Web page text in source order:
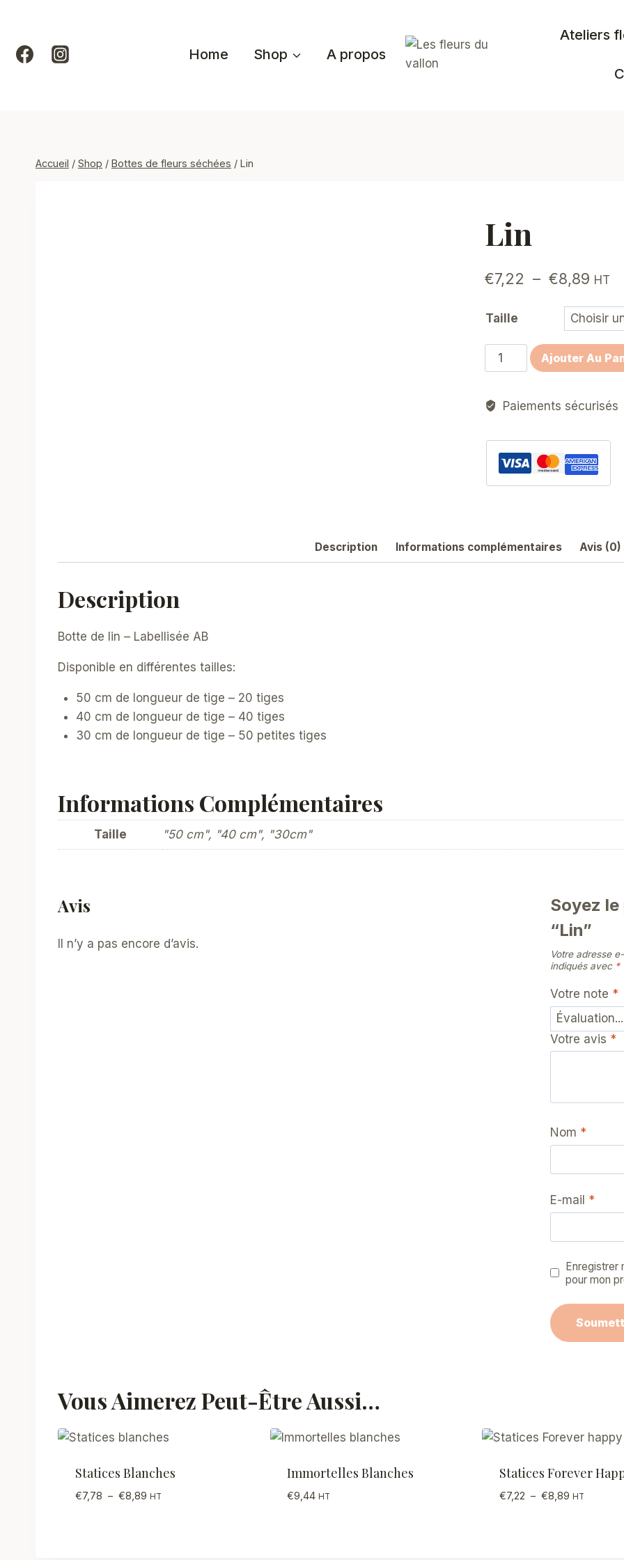
contenu
Home Shop A propos
Ateliers
Accueil / Shop / Bottes de fleurs séchées / Lin
Lin
€7,22 – €8,89Plage
prix :
à
€8,89
HT
Taille
quantité
de
Ajouter Au
Paiements sécurisés
Description Informations complémentaires Avis (0)
Description
Botte de lin – Labellisée AB
Disponible en différentes tailles:
50 cm de longueur de tige – 20 tiges
40 cm de longueur de tige – 40 tiges
30 cm de longueur de tige – 50 petites tiges
Informations Complémentaires
Taille "50 cm", "40 cm", "30cm"
Avis
Il n’y a pas encore d’avis.
Soyez
“Lin”
Votre adresse
indiqués avec *
Votre note *
Votre avis *
Nom *
E-mail *
Enregistrer
pour mon
Vous Aimerez Peut-Être Aussi…
Statices Blanches
€7,78 – €8,89Plage
HT
Immortelles Blanches
€9,44 HT
Statices Forever
€7,22 – €8,89Plage
HT